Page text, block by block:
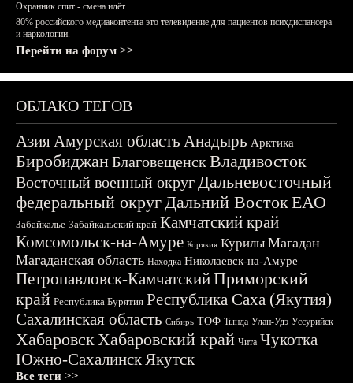
Охранник спит - смена идёт
80% российского медиаконтента это телевидение для пациентов психдиспансера
и наркологии.
Перейти на форум >>
ОБЛАКО ТЕГОВ
АзияАмурская область Анадырь Арктика
БиробиджанБлаговещенскВладивосток
Восточный военный округДальневосточный
федеральный округДальний ВостокЕАО
Забайкалье Забайкальский край Камчатский край
Комсомольск-на-Амуре Корякия Курилы Магадан
Магаданская область Находка Николаевск-на-Амуре
Петропавловск-КамчатскийПриморский
край Республика Бурятия Республика Саха (Якутия)
Сахалинская область Сибирь ТОФ Тында Улан-Удэ Уссурийск
ХабаровскХабаровский край Чита Чукотка
Южно-СахалинскЯкутск
Все теги >>